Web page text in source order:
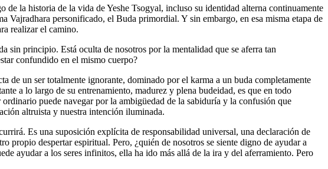
de la historia de la vida de Yeshe Tsogyal, incluso su identidad alterna continuamente
Vajradhara personificado, el Buda primordial. Y sin embargo, en esa misma etapa de
realizar el camino.
sin principio. Está oculta de nosotros por la mentalidad que se aferra tan
confundido en el mismo cuerpo?
de un ser totalmente ignorante, dominado por el karma a un buda completamente
a lo largo de su entrenamiento, madurez y plena budeidad, es que en todo
puede navegar por la ambigüedad de la sabiduría y la confusión que
altruista y nuestra intención iluminada.
Es una suposición explícita de responsabilidad universal, una declaración de
propio despertar espiritual. Pero, ¿quién de nosotros se siente digno de ayudar a
ayudar a los seres infinitos, ella ha ido más allá de la ira y del aferramiento. Pero